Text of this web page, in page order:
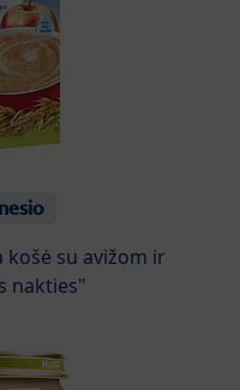
košė su avižom ir
nakties"